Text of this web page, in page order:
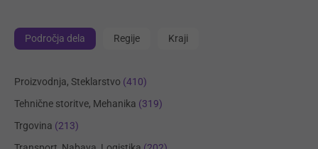
Področja dela Regije Kraji
Proizvodnja, Steklarstvo (410)
Tehnične storitve, Mehanika (319)
Trgovina (213)